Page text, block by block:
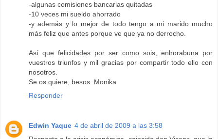
-algunas comisiones bancarias quitadas
-10 veces mi sueldo ahorrado
-y además y lo mejor de todo tengo a mi marido mucho
más feliz que antes porque ve que ya no derrocho.
Así que felicidades por ser como sois, enhorabuna por
vuestros triunfos y mil gracias por compartir todo ello con
nosotros.
Se os quiere, besos. Monika
Responder
Edwin Yaque 4 de abril de 2009 a las 3:58